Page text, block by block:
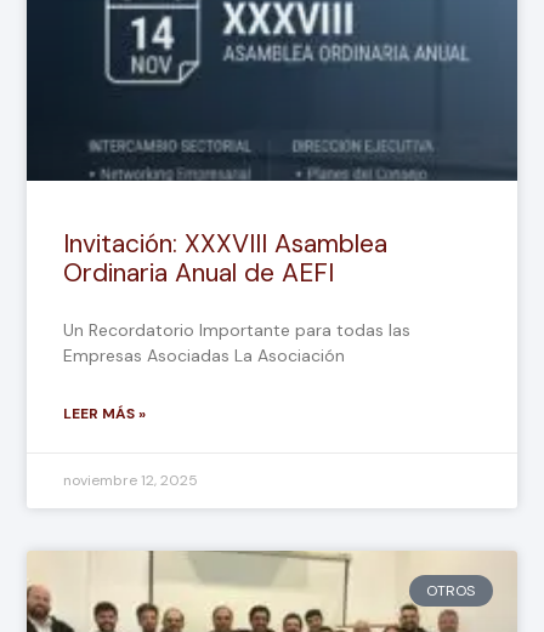
Invitación: XXXVIII Asamblea
Ordinaria Anual de AEFI
Un Recordatorio Importante para todas las
Empresas Asociadas La Asociación
LEER MÁS »
noviembre 12, 2025
OTROS